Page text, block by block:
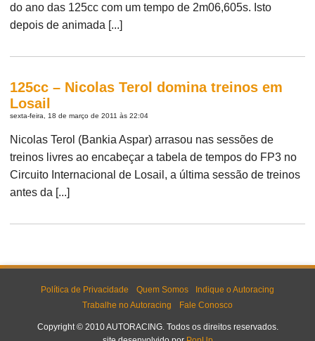
do ano das 125cc com um tempo de 2m06,605s. Isto
depois de animada [...]
125cc – Nicolas Terol domina treinos em
Losail
sexta-feira, 18 de março de 2011 às 22:04
Nicolas Terol (Bankia Aspar) arrasou nas sessões de
treinos livres ao encabeçar a tabela de tempos do FP3 no
Circuito Internacional de Losail, a última sessão de treinos
antes da [...]
Política de Privacidade Quem Somos
Indique o Autoracing
Trabalhe no Autoracing
Fale Conosco
Copyright © 2010 AUTORACING. Todos os direitos reservados.